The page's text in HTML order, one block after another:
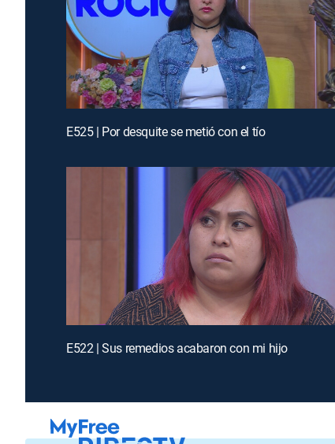
E525 | Por desquite se metió con el tío
E522 | Sus remedios acabaron con mi hijo